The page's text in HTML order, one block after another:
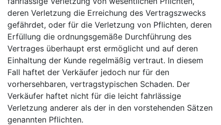
deren Verletzung die Erreichung des Vertragszwecks
gefährdet, oder für die Verletzung von Pflichten, deren
Erfüllung die ordnungsgemäße Durchführung des
Vertrages überhaupt erst ermöglicht und auf deren
Einhaltung der Kunde regelmäßig vertraut. In diesem
Fall haftet der Verkäufer jedoch nur für den
vorhersehbaren, vertragstypischen Schaden. Der
Verkäufer haftet nicht für die leicht fahrlässige
Verletzung anderer als der in den vorstehenden Sätzen
genannten Pflichten.